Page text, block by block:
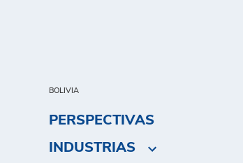
BOLIVIA
PERSPECTIVAS
INDUSTRIAS